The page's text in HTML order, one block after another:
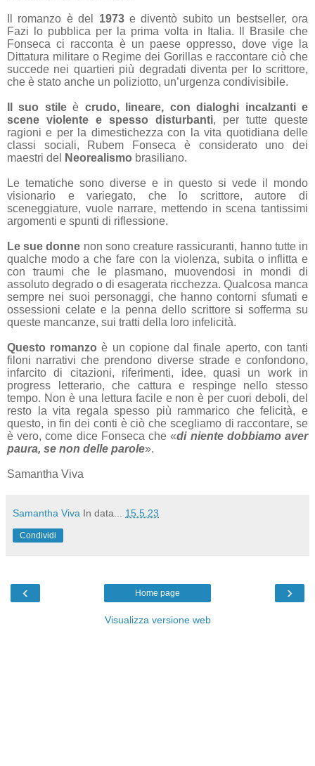
Il romanzo è del 1973e diventò subito un bestseller, ora
Fazi lo pubblica per la prima volta in Italia. Il Brasile che
Fonseca ci racconta è un paese oppresso, dove vige la
Dittatura militare o Regime dei Gorillas e raccontare ciò che
succede nei quartieri più degradati diventa per lo scrittore,
che è stato anche un poliziotto, un’urgenza condivisibile.
Il suo stileè crudo, lineare, con dialoghi incalzanti e
scene violente e spesso disturbanti,
per tutte queste
ragioni e per la dimestichezza con la vita quotidiana delle
classi sociali, Rubem Fonseca è considerato uno dei
maestri del
Neorealismo brasiliano.
Le tematiche sono diverse e in questo si vede il mondo
visionario e variegato, che lo scrittore, autore di
sceneggiature, vuole narrare, mettendo in scena tantissimi
argomenti e spunti di riflessione.
Le sue donne non sono creature rassicuranti, hanno tutte in
qualche modo a che fare con la violenza, subita o inflitta e
con traumi che le plasmano, muovendosi in mondi di
assoluto degrado o di esagerata ricchezza. Qualcosa manca
sempre nei suoi personaggi, che hanno contorni sfumati e
ossessioni celate e la penna dello scrittore si sofferma su
queste mancanze, sui tratti della loro infelicità.
Questo romanzo è un copione dal finale aperto, con tanti
filoni narrativi che prendono diverse strade e confondono,
infarcito di citazioni, riferimenti, idee, quasi un work in
progress letterario, che cattura e respinge nello stesso
tempo. Non è una lettura facile e non è per cuori deboli, del
resto la vita regala spesso più rammarico che felicità, e
questo, in fin dei conti è ciò che scegliamo di raccontare, se
è vero, come dice Fonseca che «di niente dobbiamo aver
paura, se non delle parole».
Samantha Viva
Samantha Viva In data... 15.5.23
Condividi
‹ ›
Home page
Visualizza versione web